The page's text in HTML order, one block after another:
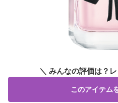
＼ みんなの評価は？
このアイテム